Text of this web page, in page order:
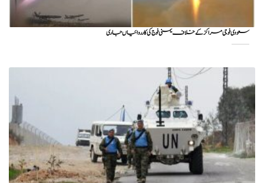
سعودی فوجی مراکز کے خلاف یمنی فوج کی کارروائیاں جاری